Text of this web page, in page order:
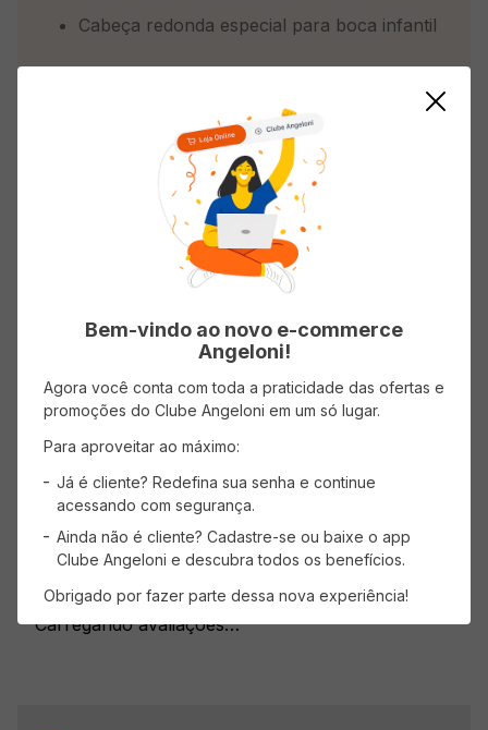
Cabeça redonda especial para boca infantil
Funciona com o app Disney Magic Timer da
Incentiva a escovagem por 2 minutos,
graças ao seu cronômetro embutido e seu
temporizador embutido
Avaliações
Carregando…
Faça login para escrever uma avaliação.
Mais recentes Todos
Carregando avaliações…
Bem-vindo ao novo e-commerce
Angeloni!
Agora você conta com toda a praticidade das ofertas e
promoções do Clube Angeloni em um só lugar.
Para aproveitar ao máximo:
Já é cliente? Redefina sua senha e continue
acessando com segurança.
Ainda não é cliente? Cadastre-se ou baixe o app
Clube Angeloni e descubra todos os benefícios.
Obrigado por fazer parte dessa nova experiência!